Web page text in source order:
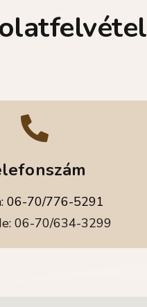
06-70/776-5291
06-70/634-3299